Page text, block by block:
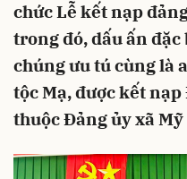
chức Lễ kết nạp
trong đó, dấu ấn
chúng ưu tú cùng là
tộc Mạ, được kết
thuộc Đảng ủy xã